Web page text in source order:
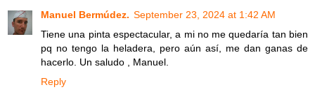
Manuel Bermúdez. September 23, 2024 at 1:42 AM
Tiene una pinta espectacular, a mi no me quedaría tan bien
pq no tengo la heladera, pero aún así, me dan ganas de
hacerlo. Un saludo , Manuel.
Reply